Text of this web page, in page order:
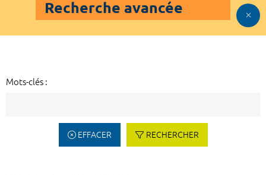
Recherche avancée
Mots-clés :
EFFACER RECHERCHER